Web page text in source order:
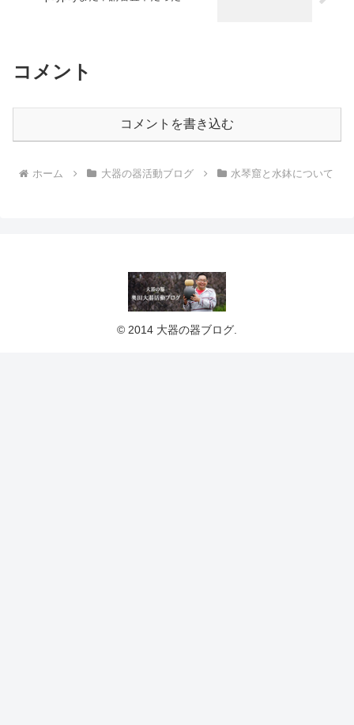
コメント
コメントを書き込む
ホーム 大器の器活動ブログ 水琴窟と水鉢について
© 2014 大器の器ブログ.